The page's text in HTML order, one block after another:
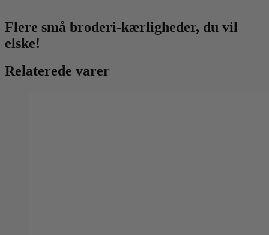
Flere små broderi-kærligheder, du vil
elske!
Relaterede varer